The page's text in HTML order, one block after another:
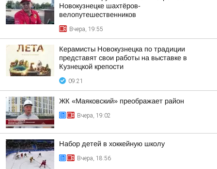
Новокузнецке шахтёров-
велопутешественников
Вчера, 19:55
Керамисты Новокузнецка по традиции
представят свои работы на выставке в
Кузнецкой крепости
09:21
ЖК «Маяковский» преображает район
Вчера, 19:02
Набор детей в хоккейную школу
Вчера, 18:56